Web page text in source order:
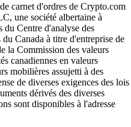
carnet d'ordres de Crypto.com
une société albertaine à
du Centre d'analyse des
Canada à titre d'entreprise de
la Commission des valeurs
canadiennes en valeurs
mobilières assujetti à des
de diverses exigences des lois
dérivés des diverses
sont disponibles à l'adresse